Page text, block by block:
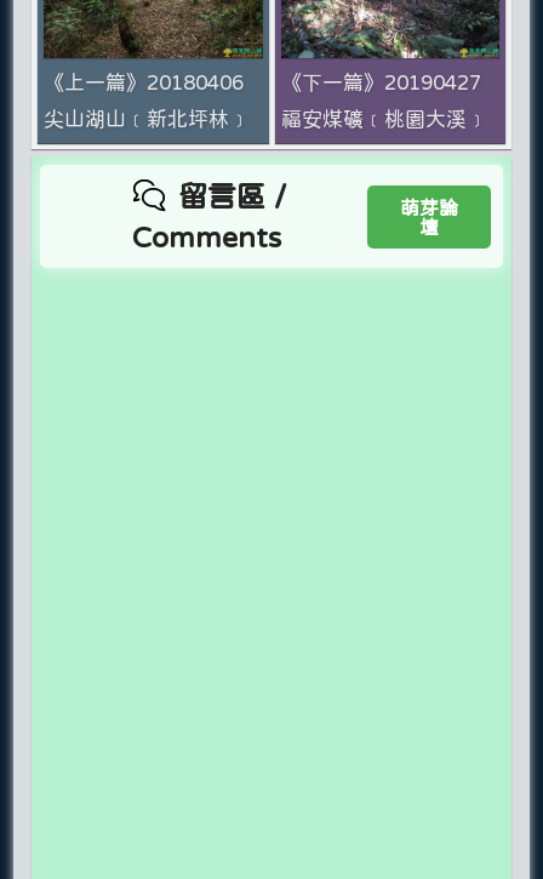
《上一篇》20180406
尖山湖山﹝新北坪林﹞
《下一篇》20190427
福安煤礦﹝桃園大溪﹞
留言區 /
Comments
萌芽論
壇